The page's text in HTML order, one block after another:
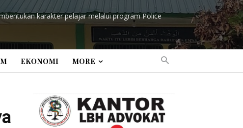
karakter pelajar melalui program Police
EKONOMI MORE